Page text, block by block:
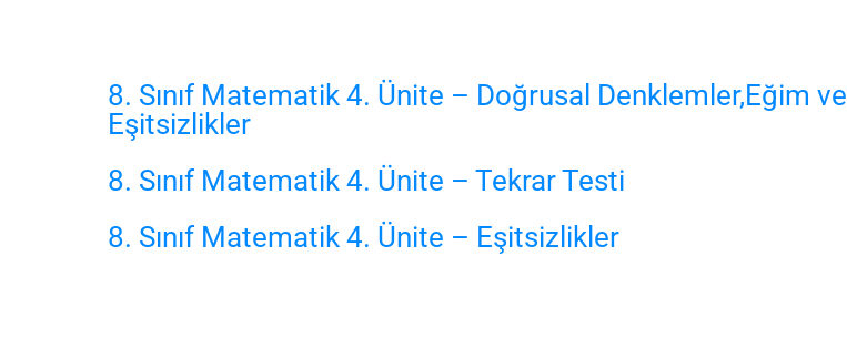
8. Sınıf Matematik 4. Ünite – Doğrusal Denklemler,Eğim ve
Eşitsizlikler
8. Sınıf Matematik 4. Ünite – Tekrar Testi
8. Sınıf Matematik 4. Ünite – Eşitsizlikler